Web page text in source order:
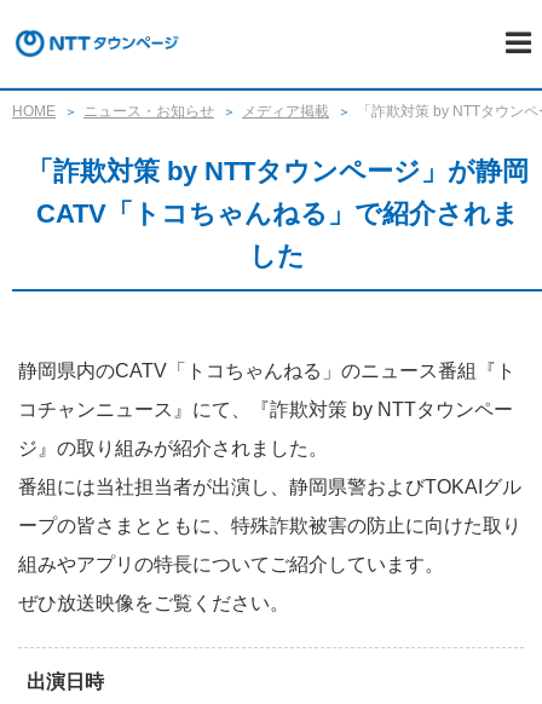
HOME ニュース・お知らせ メディア掲載 「詐欺対策 by NTTタウン
「詐欺対策 by NTTタウンページ」が静岡
CATV「トコちゃんねる」で紹介されま
した
静岡県内のCATV「トコちゃんねる」のニュース番組『ト
コチャンニュース』にて、『詐欺対策 by NTTタウンペー
ジ』の取り組みが紹介されました。
番組には当社担当者が出演し、静岡県警およびTOKAIグル
ープの皆さまとともに、特殊詐欺被害の防止に向けた取り
組みやアプリの特長についてご紹介しています。
ぜひ放送映像をご覧ください。
出演日時